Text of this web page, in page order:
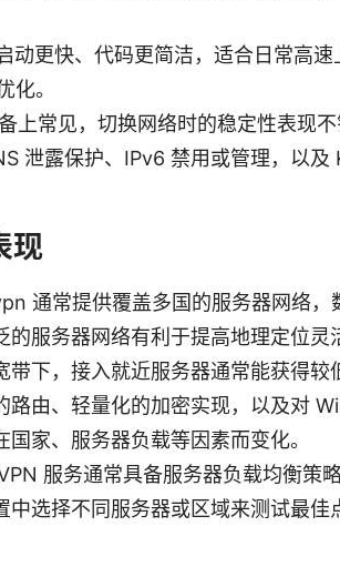
动更快、代码更简洁，适合日常高
化。
上常见，切换网络时的稳定性表现不
泄露保护、IPv6 禁用或管理，以
现
通常提供覆盖多国的服务器网络
服务器网络有利于提高地理定位灵
带下，接入就近服务器通常能获得
由、轻量化的加密实现，以及对
家、服务器负载等因素而变化。
服务通常具备服务器负载均衡策
选择不同服务器或区域来测试最佳